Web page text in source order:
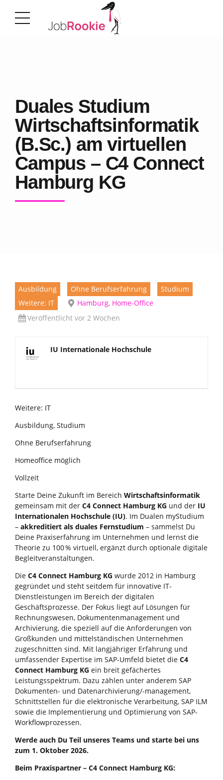
Duales Studium
Wirtschaftsinformatik
(B.Sc.) am virtuellen
Campus – C4 Connect
Hamburg KG
Ausbildung Ohne Berufserfahrung
Studium
Weitere: IT
Hamburg, Home-Office
Veröffentlicht vor 2 Wochen
IU Internationale Hochschule
Weitere: IT
Ausbildung, Studium
Ohne Berufserfahrung
Homeoffice möglich
Vollzeit
Starte Deine Zukunft im Bereich Wirtschaftsinformatik
gemeinsam mit der C4 Connect Hamburg KG und der IU
Internationalen Hochschule (IU). Im Dualen myStudium
– akkreditiert als duales Fernstudium – sammelst Du
Deine Praxiserfahrung im Unternehmen und lernst die
Theorie zu 100 % virtuell, ergänzt durch optionale digitale
Begleitveranstaltungen.
Die C4 Connect Hamburg KG wurde 2012 in Hamburg
gegründet und steht seitdem für innovative IT-
Dienstleistungen im Bereich der digitalen
Geschäftsprozesse. Der Fokus liegt auf Lösungen für
Rechnungswesen, Dokumentenmanagement und
Archivierung, die speziell auf die Anforderungen von
Großkunden und mittelständischen Unternehmen
zugeschnitten sind. Mit langjähriger Erfahrung und
umfassender Expertise im SAP-Umfeld bietet die C4
Connect Hamburg KG ein breit gefächertes
Leistungsspektrum. Dazu zählen unter anderem SAP
Dokumenten- und Datenarchivierung/-management,
Schnittstellen für die elektronische Verarbeitung, SAP ILM
sowie die Implementierung und Optimierung von SAP-
Workflowprozessen.
Werde auch Du Teil unseres Teams und starte bei uns
zum 1. Oktober 2026.
Beim Praxispartner – C4 Connect Hamburg KG: